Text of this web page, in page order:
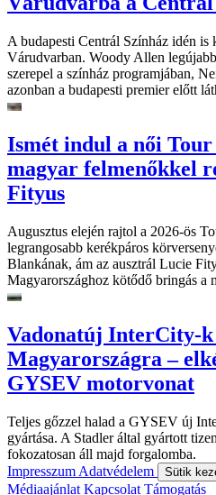
A budapesti Centrál Színház idén is
Várudvarban. Woody Allen
szerepel a színház programjában,
azonban a budapesti premier előtt
Ismét indul a női
magyar felmenőkkel
Fityus
Augusztus elején rajtol a 2026-ös
legrangosabb kerékpáros
Blankának, ám az ausztrál Lucie
Magyarországhoz kötődő bringás a
Vadonatúj InterCity-
Magyarországra –
GYSEV motorvonat
Teljes gőzzel halad a GYSEV új
gyártása. A Stadler által gyártott
fokozatosan áll majd forgalomba.
Impresszum Adatvédelem Sütik
Médiaajánlat Kapcsolat Támogatás